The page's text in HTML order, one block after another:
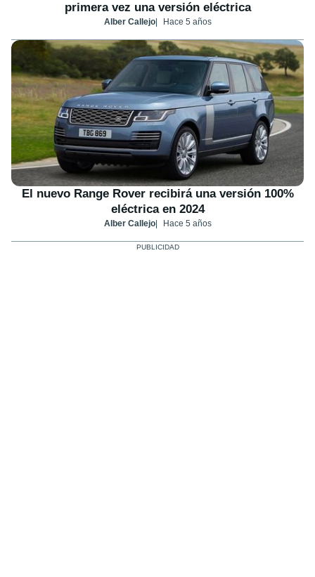
primera vez una versión eléctrica
Alber Callejo Hace 5 años
El nuevo Range Rover recibirá una versión 100%
eléctrica en 2024
Alber Callejo Hace 5 años